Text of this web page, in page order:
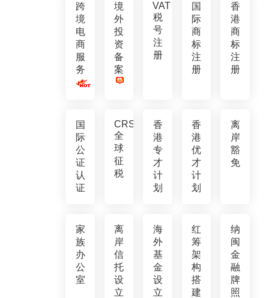
跨
境
电
商
服
务
境
外
投
资
备
案
VAT
税
号
注
册
国
际
商
标
注
册
香
港
商
标
注
册
国
际
公
证
认
证
CRS
全
球
征
税
香
港
专
才
计
划
香
港
优
才
计
划
离
岸
豁
免
家
族
办
公
室
离
岸
信
托
设
立
海
外
基
金
设
立
红
筹
架
构
搭
建
纳
闽
金
融
牌
照